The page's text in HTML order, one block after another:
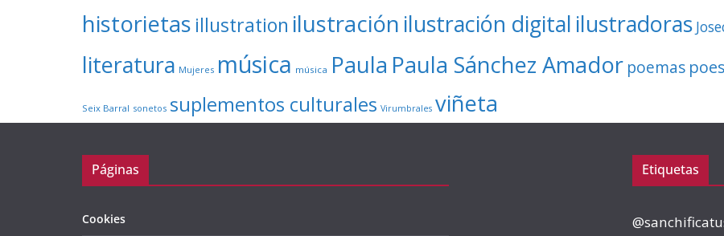
historietas illustration ilustración ilustración digital ilustradoras
literatura Mujeres música música Paula Paula Sánchez Amador poemas
Seix Barral sonetos suplementos culturales Virumbrales viñeta
Páginas
Cookies
Etiquetas